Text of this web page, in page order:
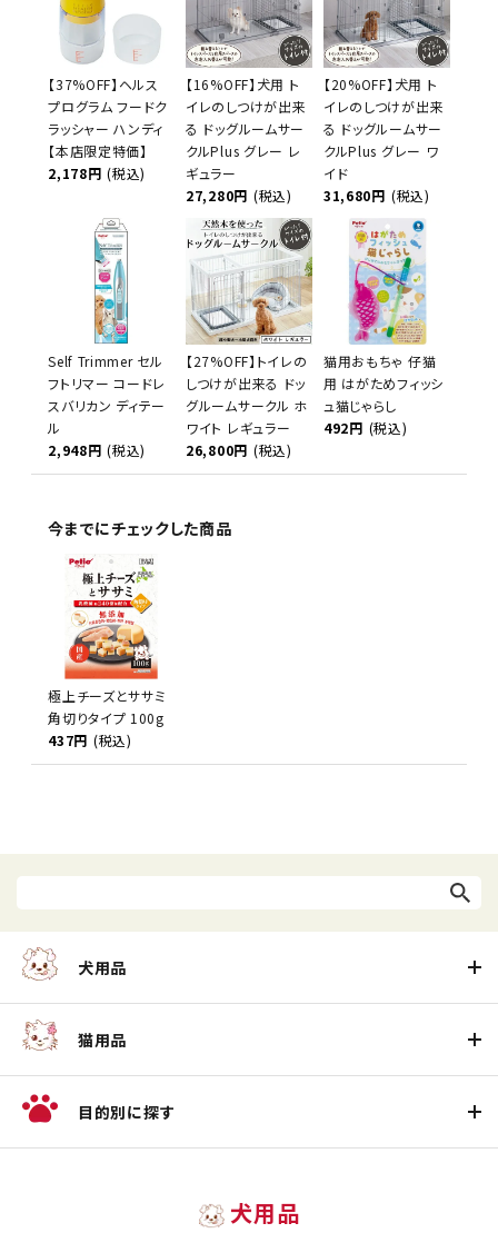
【37%OFF】ヘルス
プログラム フードク
ラッシャー ハンディ
【本店限定特価】
2,178円 (税込)
【16%OFF】犬用 ト
イレのしつけが出来
る ドッグルームサー
クルPlus グレー レ
ギュラー
27,280円 (税込)
【20%OFF】犬用 ト
イレのしつけが出来
る ドッグルームサー
クルPlus グレー ワ
イド
31,680円 (税込)
Self Trimmer セル
フトリマー コードレ
スバリカン ディテー
ル
2,948円 (税込)
【27%OFF】トイレの
しつけが出来る ドッ
グルームサークル ホ
ワイト レギュラー
26,800円 (税込)
猫用おもちゃ 仔猫
用 はがためフィッシ
ュ猫じゃらし
492円 (税込)
今までにチェックした商品
極上チーズとササミ
角切りタイプ 100g
437円 (税込)
犬用品
猫用品
目的別に探す
犬用品